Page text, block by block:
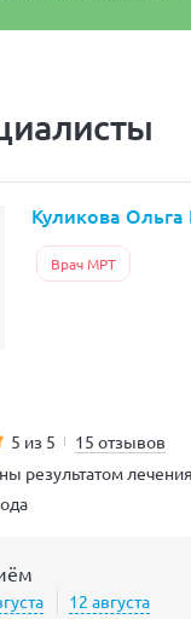
Куликова Ольга
Врач МРТ
5 из 5 15 отзывов
результатом лечения
12 августа